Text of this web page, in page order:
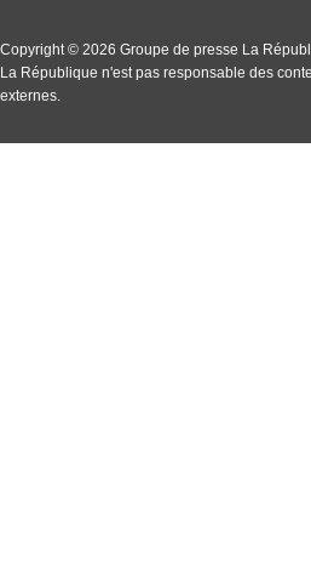
Copyright © 2026 Groupe de presse La
La République n'est pas responsable des
externes.